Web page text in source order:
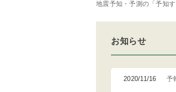
地震予知・予測の「予知す
お知らせ
2020/11/16 予